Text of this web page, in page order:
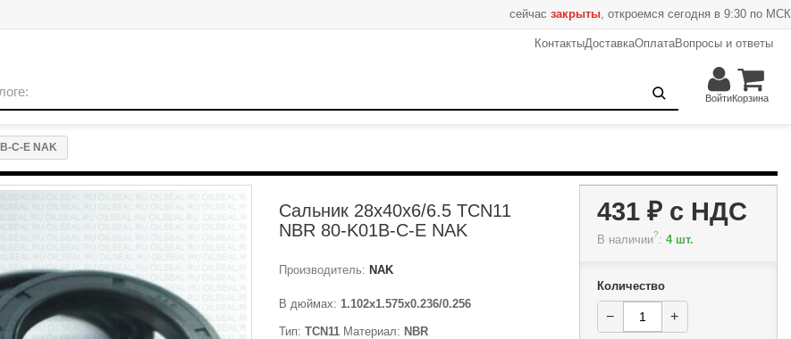
сейчас закрыты, откроемся сегодня в 9:30 по МСК
КонтактыДоставкаОплатаВопросы и ответы
ВойтиКорзина
C-E NAK
Сальник 28x40x6/6.5 TCN11
NBR 80-K01B-C-E NAK
Производитель: NAK
В дюймах: 1.102x1.575x0.236/0.256
Тип: TCN11 Материал: NBR
431 ₽с НДС
В наличии?: 4 шт.
Количество
− +
+ В корзину